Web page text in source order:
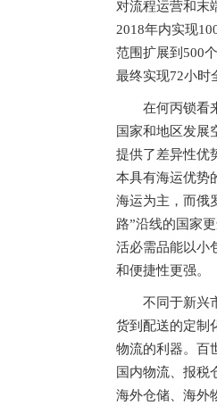
对流程运营和末
2018年内实现
范围扩展到500
最终实现72小时
在何丙锁看
国家和地区发展
提供了差异性优
本具有海运优势
海运为主，而俄
路”沿线的国家
活必需品能以小
和便捷性更强。
不同于新兴
货到配送的定制
物流的利器。百
国内物流、报税
海外仓储、海外